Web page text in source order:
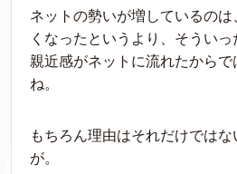
ネットの勢いが増しているの
くなったというより、そうい
親近感がネットに流れたから
ね。
もちろん理由はそれだけでは
が。